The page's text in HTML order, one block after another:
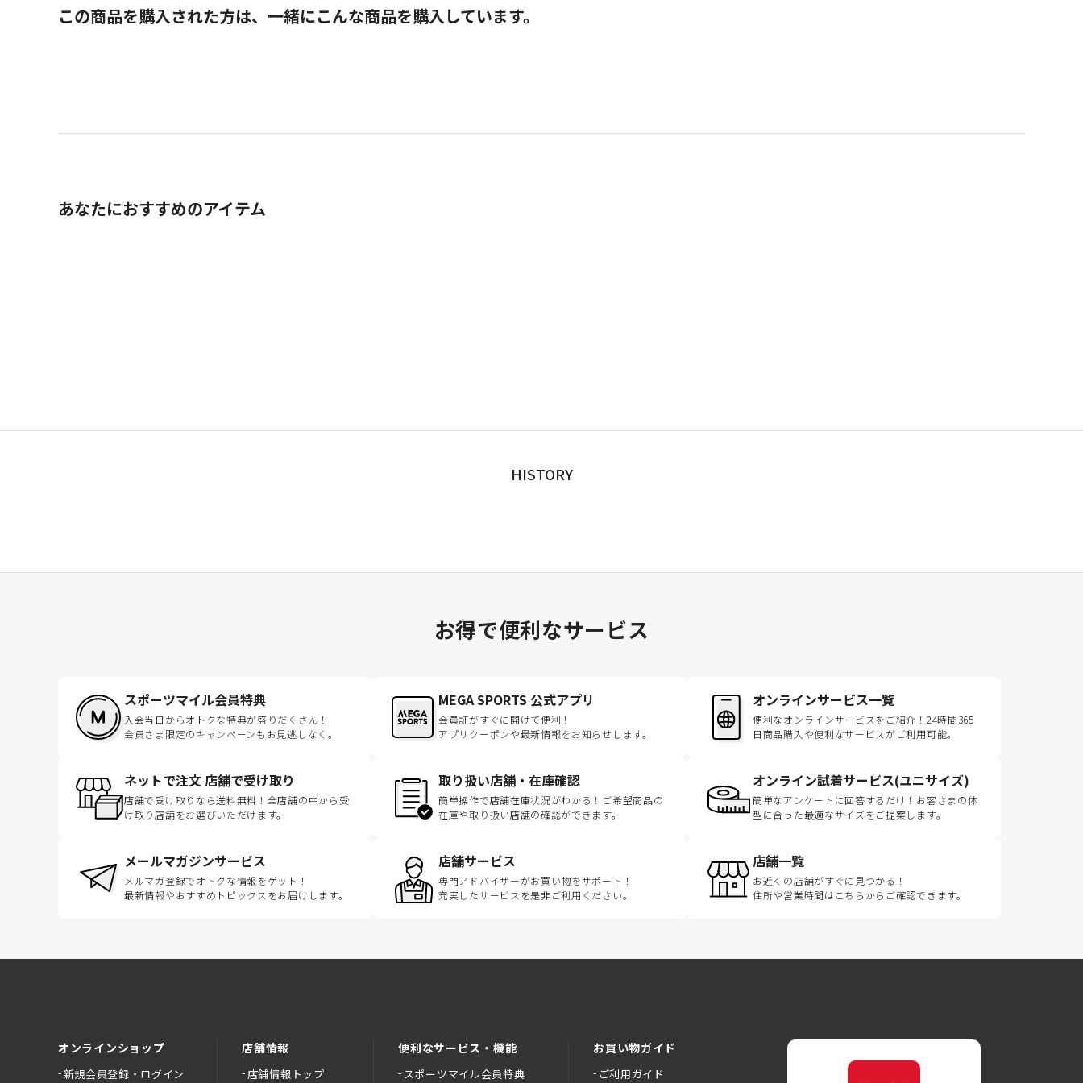
この商品を購入された方は、一緒にこんな商品を購入しています。
あなたにおすすめのアイテム
HISTORY
お得で便利なサービス
スポーツマイル会員特典
入会当日からオトクな特典が盛りだくさん！
会員さま限定のキャンペーンもお見逃しなく。
MEGA SPORTS 公式アプリ
会員証がすぐに開けて便利！
アプリクーポンや最新情報をお知らせします。
オンラインサービス一覧
便利なオンラインサービスをご紹介！24時間365
日商品購入や便利なサービスがご利用可能。
ネットで注文 店舗で受け取り
店舗で受け取りなら送料無料！全店舗の中から受
け取り店舗をお選びいただけます。
取り扱い店舗・在庫確認
簡単操作で店舗在庫状況がわかる！ご希望商品の
在庫や取り扱い店舗の確認ができます。
オンライン試着サービス(ユニサイズ)
簡単なアンケートに回答するだけ！お客さまの体
型に合った最適なサイズをご提案します。
メールマガジンサービス
メルマガ登録でオトクな情報をゲット！
最新情報やおすすめトピックスをお届けします。
店舗サービス
専門アドバイザーがお買い物をサポート！
充実したサービスを是非ご利用ください。
店舗一覧
お近くの店舗がすぐに見つかる！
住所や営業時間はこちらからご確認できます。
オンラインショップ
新規会員登録・ログイン
店舗情報
店舗情報トップ
便利なサービス・機能
スポーツマイル会員特典
お買い物ガイド
ご利用ガイド